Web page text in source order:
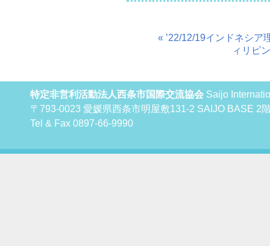
« ’22/12/19インドネシア
ィリピ
特定非営利活動法人西条市国際交流協会 Saijo
〒793-0023 愛媛県西条市明屋敷131-2 SAIJO BASE 2
Tel & Fax 0897-66-9990